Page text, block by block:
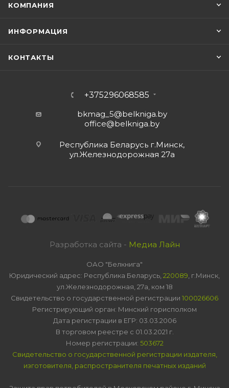
КОМПАНИЯ
ИНФОРМАЦИЯ
КОНТАКТЫ
+375296068585
bkmag_5@belkniga.by
office@belkniga.by
Республика Беларусь г.Минск,
ул.Железнодорожная 27а
Разработка сайта - Медиа Лайн
ОАО "Белкнига"
Юридический адрес: Республика Беларусь, 220089 , г.Минск,
ул.Железнодорожная, 27а, ком 18
Свидетельство о государственной регистрации 100026606
Регистрирующий орган: Минский горисполком
Дата регистрации в ЕГР: 03.03.2006
В торговом реестре с 01.03.2021 г.
Номер регистрации: 503672
Свидетельство о государственной регистрации издателя,
изготовителя, распространителя печатных изданий